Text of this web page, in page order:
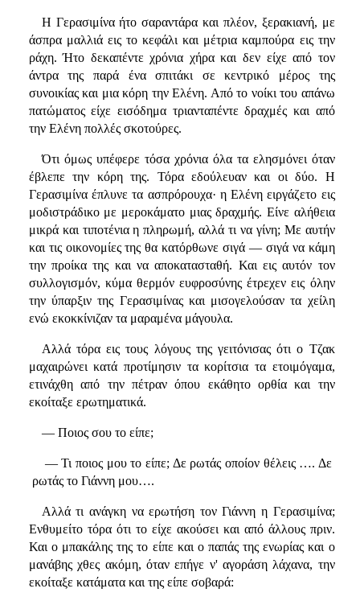
Η Γερασιμίνα ήτο σαραντάρα και πλέον, ξερακιανή, με
άσπρα μαλλιά εις το κεφάλι και μέτρια καμπούρα εις την
ράχη. Ήτο δεκαπέντε χρόνια χήρα και δεν είχε από τον
άντρα της παρά ένα σπιτάκι σε κεντρικό μέρος της
συνοικίας και μια κόρη την Ελένη. Από το νοίκι του απάνω
πατώματος είχε εισόδημα τριανταπέντε δραχμές και από
την Ελένη πολλές σκοτούρες.
Ότι όμως υπέφερε τόσα χρόνια όλα τα ελησμόνει όταν
έβλεπε την κόρη της. Τόρα εδούλευαν και οι δύο. Η
Γερασιμίνα έπλυνε τα ασπρόρουχα· η Ελένη ειργάζετο εις
μοδιστράδικο με μεροκάματο μιας δραχμής. Είνε αλήθεια
μικρά και τιποτένια η πληρωμή, αλλά τι να γίνη; Με αυτήν
και τις οικονομίες της θα κατόρθωνε σιγά — σιγά να κάμη
την προίκα της και να αποκατασταθή. Και εις αυτόν τον
συλλογισμόν, κύμα θερμόν ευφροσύνης έτρεχεν εις όλην
την ύπαρξιν της Γερασιμίνας και μισογελούσαν τα χείλη
ενώ εκοκκίνιζαν τα μαραμένα μάγουλα.
Αλλά τόρα εις τους λόγους της γειτόνισας ότι ο Τζακ
μαχαιρώνει κατά προτίμησιν τα κορίτσια τα ετοιμόγαμα,
ετινάχθη από την πέτραν όπου εκάθητο ορθία και την
εκοίταξε ερωτηματικά.
— Ποιος σου το είπε;
— Τι ποιος μου το είπε; Δε ρωτάς οποίον θέλεις …. Δε
ρωτάς το Γιάννη μου….
Αλλά τι ανάγκη να ερωτήση τον Γιάννη η Γερασιμίνα;
Ενθυμείτο τόρα ότι το είχε ακούσει και από άλλους πριν.
Και ο μπακάλης της το είπε και ο παπάς της ενωρίας και ο
μανάβης χθες ακόμη, όταν επήγε ν' αγοράση λάχανα, την
εκοίταξε κατάματα και της είπε σοβαρά: